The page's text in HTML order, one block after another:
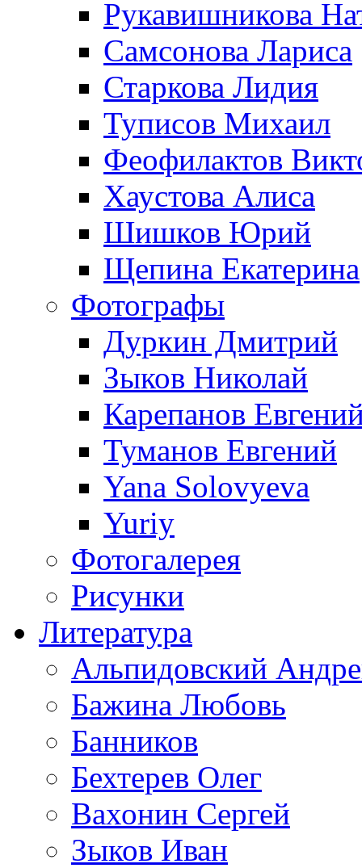
Рукавишникова
Самсонова Лариса
Старкова Лидия
Туписов Михаил
Феофилактов
Хаустова Алиса
Шишков Юрий
Щепина Екатерина
Фотографы
Дуркин Дмитрий
Зыков Николай
Карепанов
Туманов Евгений
Yana Solovyeva
Yuriy
Фотогалерея
Рисунки
Литература
Альпидовский
Бажина Любовь
Банников
Бехтерев Олег
Вахонин Сергей
Зыков Иван